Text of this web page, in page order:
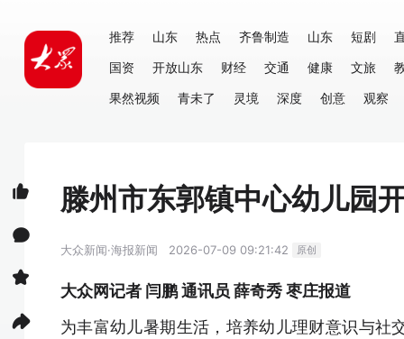
推荐 山东 热点 齐鲁制造 山东 短剧
国资
开放山东 财经 交通 健康 文旅
果然视频
青未了 灵境 深度 创意 观察
滕州市东郭镇中心幼儿园
大众新闻·海报新闻 2026-07-09 09:21:42 原创
大众网记者 闫鹏 通讯员 薛奇秀 枣庄报道
为丰富幼儿暑期生活，培养幼儿理财意识与社